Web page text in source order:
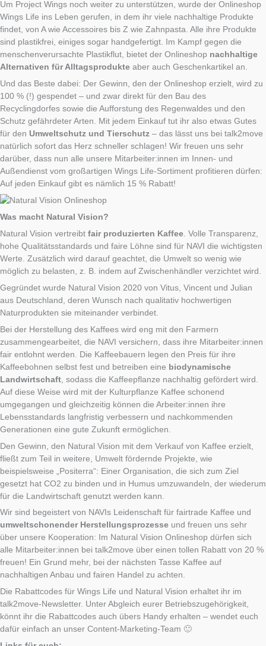
Um Project Wings noch weiter zu unterstützen, wurde der Onlineshop
Wings Life ins Leben gerufen, in dem ihr viele nachhaltige Produkte
findet, von A wie Accessoires bis Z wie Zahnpasta. Alle ihre Produkte
sind plastikfrei, einiges sogar handgefertigt. Im Kampf gegen die
menschenverursachte Plastikflut, bietet der Onlineshop nachhaltige
Alternativen für Alltagsprodukte aber auch Geschenkartikel an.
Und das Beste dabei: Der Gewinn, den der Onlineshop erzielt, wird zu
100 % (!) gespendet – und zwar direkt für den Bau des
Recyclingdorfes sowie die Aufforstung des Regenwaldes und den
Schutz gefährdeter Arten. Mit jedem Einkauf tut ihr also etwas Gutes
für den Umweltschutz und Tierschutz – das lässt uns bei talk2move
natürlich sofort das Herz schneller schlagen! Wir freuen uns sehr
darüber, dass nun alle unsere Mitarbeiter:innen im Innen- und
Außendienst vom großartigen Wings Life-Sortiment profitieren dürfen:
Auf jeden Einkauf gibt es nämlich 15 % Rabatt!
Was macht Natural Vision?
Natural Vision vertreibt fair produzierten Kaffee. Volle Transparenz,
hohe Qualitätsstandards und faire Löhne sind für NAVI die wichtigsten
Werte. Zusätzlich wird darauf geachtet, die Umwelt so wenig wie
möglich zu belasten, z. B. indem auf Zwischenhändler verzichtet wird.
Gegründet wurde Natural Vision 2020 von Vitus, Vincent und Julian
aus Deutschland, deren Wunsch nach qualitativ hochwertigen
Naturprodukten sie miteinander verbindet.
Bei der Herstellung des Kaffees wird eng mit den Farmern
zusammengearbeitet, die NAVI versichern, dass ihre Mitarbeiter:innen
fair entlohnt werden. Die Kaffeebauern legen den Preis für ihre
Kaffeebohnen selbst fest und betreiben eine biodynamische
Landwirtschaft , sodass die Kaffeepflanze nachhaltig gefördert wird.
Auf diese Weise wird mit der Kulturpflanze Kaffee schonend
umgegangen und gleichzeitig können die Arbeiter:innen ihre
Lebensstandards langfristig verbessern und nachkommenden
Generationen eine gute Zukunft ermöglichen.
Den Gewinn, den Natural Vision mit dem Verkauf von Kaffee erzielt,
fließt zum Teil in weitere, Umwelt fördernde Projekte, wie
beispielsweise „Positerra“: Einer Organisation, die sich zum Ziel
gesetzt hat CO2 zu binden und in Humus umzuwandeln, der wiederum
für die Landwirtschaft genutzt werden kann.
Wir sind begeistert von NAVIs Leidenschaft für fairtrade Kaffee und
umweltschonender Herstellungsprozesse und freuen uns sehr
über unsere Kooperation: Im Natural Vision Onlineshop dürfen sich
alle Mitarbeiter:innen bei talk2move über einen tollen Rabatt von 20 %
freuen! Ein Grund mehr, bei der nächsten Tasse Kaffee auf
nachhaltigen Anbau und fairen Handel zu achten.
Die Rabattcodes für Wings Life und Natural Vision erhaltet ihr im
talk2move-Newsletter. Unter Abgleich eurer Betriebszugehörigkeit,
könnt ihr die Rabattcodes auch übers Handy erhalten – wendet euch
dafür einfach an unser Content-Marketing-Team 🙂